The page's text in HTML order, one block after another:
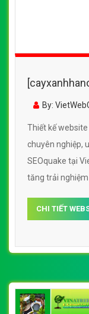
cảnh Gia
By:
Thiết kế website
chuyên nghiệp,
SEOquake tại
tăng trải
CHI TIẾT